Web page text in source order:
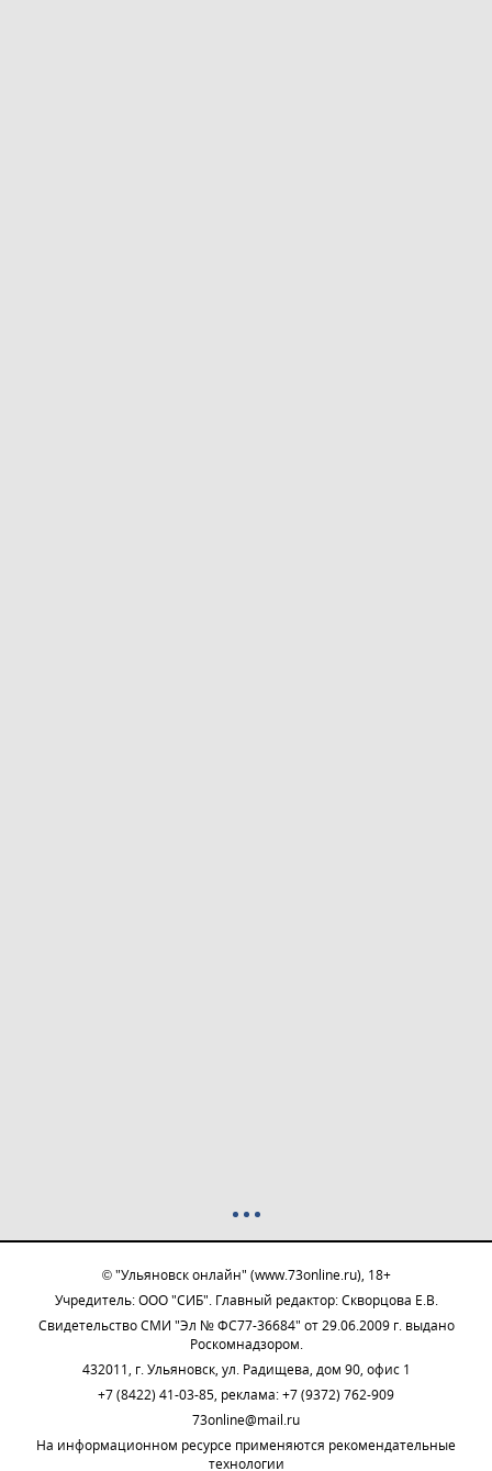
© "Ульяновск онлайн" (www.73online.ru), 18+
Учредитель: ООО "СИБ". Главный редактор: Скворцова Е.В.
Свидетельство СМИ "Эл № ФС77-36684" от 29.06.2009 г. выдано
Роскомнадзором.
432011, г. Ульяновск, ул. Радищева, дом 90, офис 1
+7 (8422) 41-03-85, реклама: +7 (9372) 762-909
73online@mail.ru
На информационном ресурсе применяются рекомендательные
технологии